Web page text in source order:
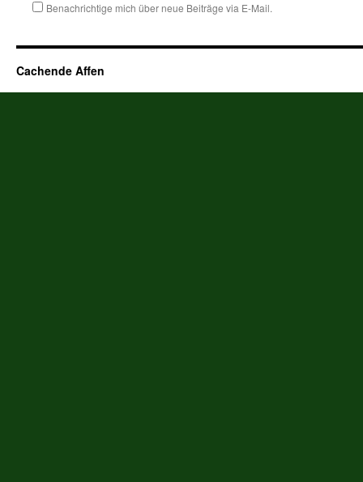
Benachrichtige mich über neue Beiträge via E-Mail.
Cachende Affen